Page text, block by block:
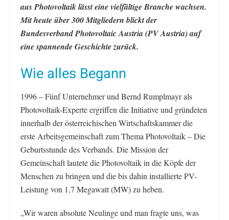
aus Photovoltaik lässt eine vielfältige Branche wachsen.
Mit heute über 300 Mitgliedern blickt der
Bundesverband Photovoltaic Austria (PV Austria) auf
eine spannende Geschichte zurück.
Wie alles Begann
1996 – Fünf Unternehmer und Bernd Rumplmayr als
Photovoltaik-Experte ergriffen die Initiative und gründeten
innerhalb der österreichischen Wirtschaftskammer die
erste Arbeitsgemeinschaft zum Thema Photovoltaik – Die
Geburtsstunde des Verbands. Die Mission der
Gemeinschaft lautete die Photovoltaik in die Köpfe der
Menschen zu bringen und die bis dahin installierte PV-
Leistung von 1,7 Megawatt (MW) zu heben.
„Wir waren absolute Neulinge und man fragte uns, was